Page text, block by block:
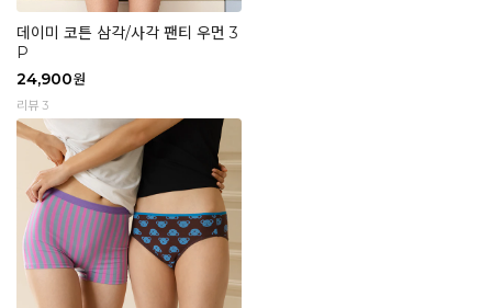
데이미 코튼 삼각/사각 팬티 우먼 3
P
24,900원
리뷰 3